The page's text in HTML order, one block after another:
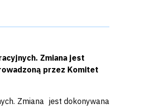
Zmiana jest
przez Komitet
Zmiana jest dokonywana